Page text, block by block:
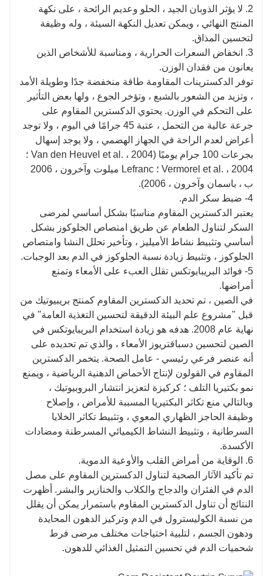
2. لا يؤثر الذوبان الجيد ، الحلو وعديم الرائحة ، على نكهة
المنتج النهائي ، ويمكن تعديل النكهة السيئة ، وله وظيفة
لتحسين المذاق.
3. انخفاض السعرات الحرارية ، ومناسبة للأشخاص الذين
يعانون من فقدان الوزن.
توفر الدكسترينات المقاومة طاقة منخفضة جدًا وطويلة الأمد
، وتزيد من الشعور بالشبع ، وتؤخر الجوع ، ولها بعض التأثير
على التحكم في الوزن. يحتوي الدكسترين المقاوم على
جرعة عالية من التحمل ، عتبة 45 جرامًا في اليوم ، ولا توجد
أعراض لعدم الراحة في الجهاز الهضمي ، ولا يوجد إسهال
بجرعات 100 جرام يوميًا (Van den Heuvel et al. ، 2004 ؛
Vermorel et al. ، 2004 ؛ Lefranc ميلوت وآخرون ، 2006
ب ، باسمان وآخرون ، 2006).
4- ضبط سكر الدم.
يعتبر الدكسترين المقاوم مناسبًا بشكل أساسي لمرضى
السكر لتناول الطعام عن طريق امتصاص الجلوكوز بشكل
أساسي وتثبيط نشاط الأميليز ، وتأخير تحلل النشا وامتصاص
الجلوكوز ، وتثبيط زيادة نسبة الجلوكوز في الدم بعد الوجبات.
5- فوائد البريبايوتكس تقلل العبء على الأمعاء وتمنع
أمراضها.
في الصين ، تم تحديد الدكسترين المقاوم كمنتج بريبيوتيك من
قبل "مشروع علم البيئة الدقيقة لتحسين التغذية العامة" في
نهاية عام 2008. هدفه هو زيادة استخدام البريبايوتكس في
الصين لتحسين دسباقتريوز الأمعاء ، والذي تم تحديده على
أنه عنصر فرعي رئيسي - عامل الصحة. يتخمر الدكسترين
المقاوم في القولون لإنتاج الأحماض الدهنية الرياضية ، ويمنع
نمو بكتيريا التلف ؛ كركيزة لتعزيز انتشار البروبيوتيك ،
وبالتالي منع تكاثر البكتيريا المسببة للأمراض ، وإصلاح
وظيفة الحاجز الظهاري المعوي ، وتثبيط تكاثر الخلايا
السرطانية ، وتثبيط النشاط الكيميائي المسرطنة ومضادات
الأكسدة.
6. الوقاية من أمراض القلب والأوعية الدموية.
تم تأكيد الآثار الصحية لتناول الدكسترين المقاوم على مصل
الدم في الفئران والدجاج والكلاب والخنازير والبشر. أظهرت
النتائج أن تناول الدكسترين المقاوم باستمرار يمكن أن يقلل
من نسبة الكوليسترول في الدم وتركيز الدهون المحايدة
ودهون الجسم ، لتلبية احتياجات مختلف مرضى فرط
شحميات الدم في تحسين التمثيل الغذائي للدهون.